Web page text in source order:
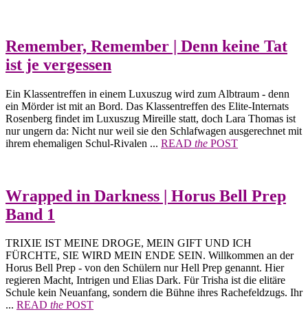
Remember, Remember | Denn keine Tat
ist je vergessen
Ein Klassentreffen in einem Luxuszug wird zum Albtraum - denn
ein Mörder ist mit an Bord. Das Klassentreffen des Elite-Internats
Rosenberg findet im Luxuszug Mireille statt, doch Lara Thomas ist
nur ungern da: Nicht nur weil sie den Schlafwagen ausgerechnet mit
ihrem ehemaligen Schul-Rivalen ... READ the POST
Wrapped in Darkness | Horus Bell Prep
Band 1
TRIXIE IST MEINE DROGE, MEIN GIFT UND ICH
FÜRCHTE, SIE WIRD MEIN ENDE SEIN. Willkommen an der
Horus Bell Prep - von den Schülern nur Hell Prep genannt. Hier
regieren Macht, Intrigen und Elias Dark. Für Trisha ist die elitäre
Schule kein Neuanfang, sondern die Bühne ihres Rachefeldzugs. Ihr
... READ the POST